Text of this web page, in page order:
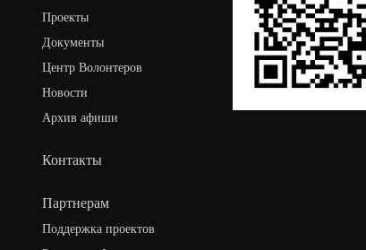
Проекты
Документы
Центр Волонтеров
Новости
Архив афиши
Контакты
Партнерам
Поддержка проектов